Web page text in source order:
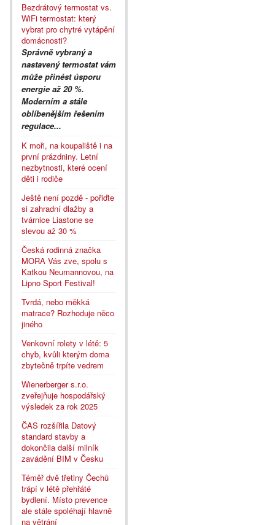
Bezdrátový termostat vs.
WiFi termostat: který
vybrat pro chytré vytápění
domácnosti?
Správně vybraný a
nastavený termostat vám
může přinést úsporu
energie až 20 %.
Moderním a stále
oblíbenějším řešením
regulace...
K moři, na koupaliště i na
první prázdniny. Letní
nezbytnosti, které ocení
děti i rodiče
Ještě není pozdě - pořiďte
si zahradní dlažby a
tvárnice Liastone se
slevou až 30 %
Česká rodinná značka
MORA Vás zve, spolu s
Katkou Neumannovou, na
Lipno Sport Festival!
Tvrdá, nebo měkká
matrace? Rozhoduje něco
jiného
Venkovní rolety v létě: 5
chyb, kvůli kterým doma
zbytečně trpíte vedrem
Wienerberger s.r.o.
zveřejňuje hospodářský
výsledek za rok 2025
ČAS rozšířila Datový
standard stavby a
dokončila další milník
zavádění BIM v Česku
Téměř dvě třetiny Čechů
trápí v létě přehřáté
bydlení. Místo prevence
ale stále spoléhají hlavně
na větrání